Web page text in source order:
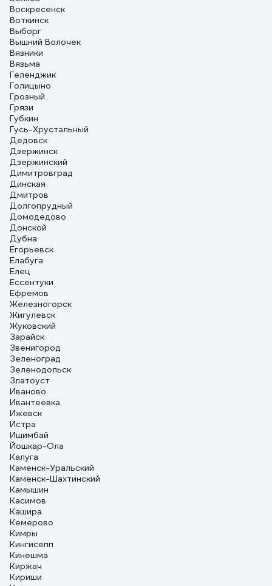
Воскресенск
Воткинск
Выборг
Вышний Волочек
Вязники
Вязьма
Геленджик
Голицыно
Грозный
Грязи
Губкин
Гусь-Хрустальный
Дедовск
Дзержинск
Дзержинский
Димитровград
Динская
Дмитров
Долгопрудный
Домодедово
Донской
Дубна
Егорьевск
Елабуга
Елец
Ессентуки
Ефремов
Железногорск
Жигулевск
Жуковский
Зарайск
Звенигород
Зеленоград
Зеленодольск
Златоуст
Иваново
Ивантеевка
Ижевск
Истра
Ишимбай
Йошкар-Ола
Калуга
Каменск-Уральский
Каменск-Шахтинский
Камышин
Касимов
Кашира
Кемерово
Кимры
Кингисепп
Кинешма
Киржач
Кириши